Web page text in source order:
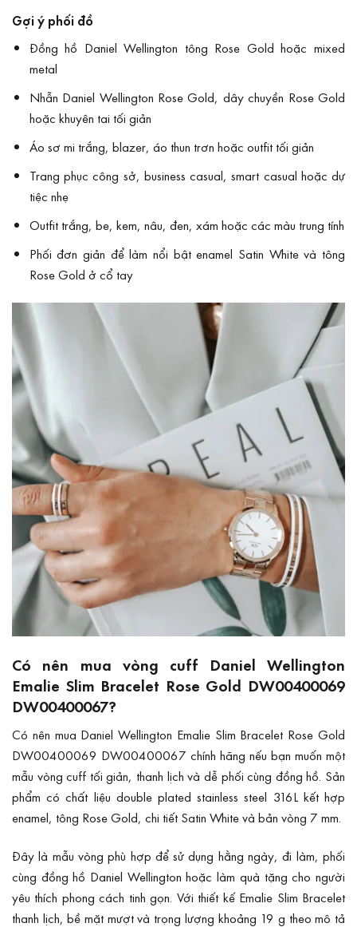
Gợi ý phối đồ
Đồng hồ Daniel Wellington tông Rose Gold hoặc mixed
metal
Nhẫn Daniel Wellington Rose Gold, dây chuyền Rose Gold
hoặc khuyên tai tối giản
Áo sơ mi trắng, blazer, áo thun trơn hoặc outfit tối giản
Trang phục công sở, business casual, smart casual hoặc dự
tiệc nhẹ
Outfit trắng, be, kem, nâu, đen, xám hoặc các màu trung tính
Phối đơn giản để làm nổi bật enamel Satin White và tông
Rose Gold ở cổ tay
Có nên mua vòng cuff Daniel Wellington
Emalie Slim Bracelet Rose Gold DW00400069
DW00400067?
Có nên mua Daniel Wellington Emalie Slim Bracelet Rose Gold
DW00400069 DW00400067 chính hãng nếu bạn muốn một
mẫu vòng cuff tối giản, thanh lịch và dễ phối cùng đồng hồ. Sản
phẩm có chất liệu double plated stainless steel 316L kết hợp
enamel, tông Rose Gold, chi tiết Satin White và bản vòng 7 mm.
Đây là mẫu vòng phù hợp để sử dụng hằng ngày, đi làm, phối
cùng đồng hồ Daniel Wellington hoặc làm quà tặng cho người
yêu thích phong cách tinh gọn. Với thiết kế Emalie Slim Bracelet
thanh lịch, bề mặt mượt và trọng lượng khoảng 19 g theo mô tả